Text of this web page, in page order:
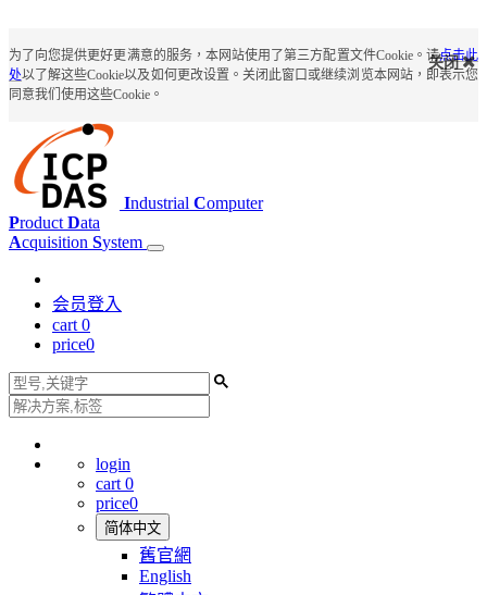
为了向您提供更好更满意的服务，本网站使用了第三方配置文件Cookie。请点击此
处以了解这些Cookie以及如何更改设置。关闭此窗口或继续浏览本网站，即表示您
同意我们使用这些Cookie。
关闭
Industrial Computer
Product Data
Acquisition System
会员登入
cart 0
price0
login
cart 0
price0
简体中文
舊官網
English